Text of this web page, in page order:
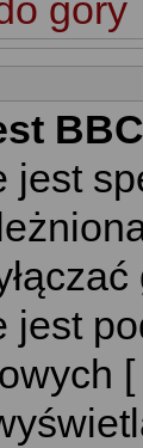
góry
jest
jest